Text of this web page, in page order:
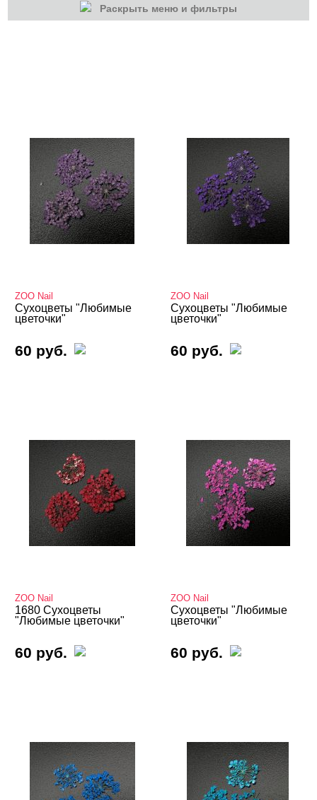
Раскрыть меню и фильтры
Распродажа
Дизайн ногтей
Втирка-спрей
Жидкая втирка
Ручки маркер для дизайна
Valentine's Day
Аэрография
Блестки светоотражающие
Декор "Радужная крошка", мармелад, крумбсы
Декор для роскошного дизайна ногтей
Кабашоны для выкраски
Камифубуки NEW
Кашемир
Колечки на пальцы ног
Нити, самоклеющаяся лента
Оформление выкрасок и дизайна
ZOO Nail
Сухоцветы "Любимые
цветочки"
60 руб.
ZOO Nail
Сухоцветы "Любимые
цветочки"
60 руб.
ZOO Nail
1680 Сухоцветы
"Любимые цветочки"
60 руб.
ZOO Nail
Сухоцветы "Любимые
цветочки"
60 руб.